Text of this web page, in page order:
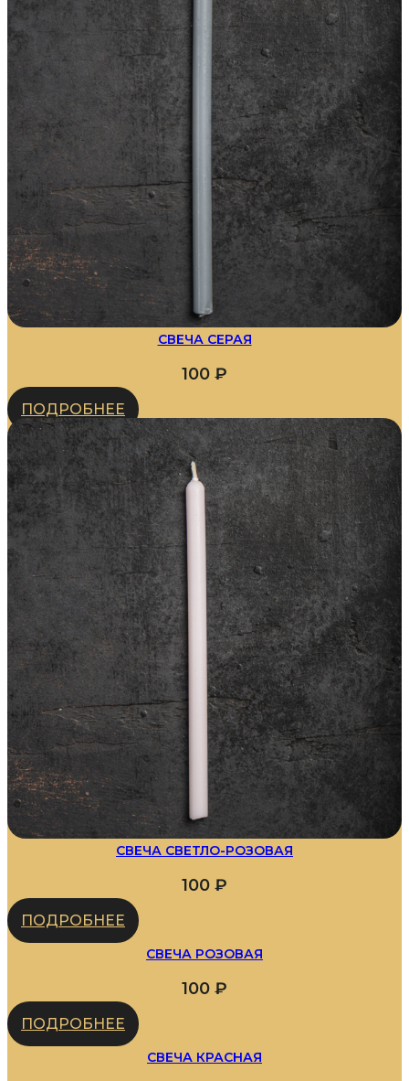
СВЕЧА СЕРАЯ
100 ₽
ПОДРОБНЕЕ
СВЕЧА СВЕТЛО-РОЗОВАЯ
100 ₽
ПОДРОБНЕЕ
СВЕЧА РОЗОВАЯ
100 ₽
ПОДРОБНЕЕ
СВЕЧА КРАСНАЯ